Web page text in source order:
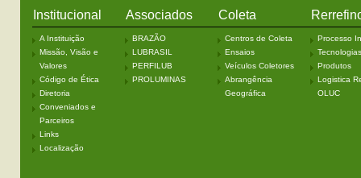
Institucional
A Instituição
Missão, Visão e
Valores
Código de Ética
Diretoria
Conveniados e
Parceiros
Links
Localização
Associados
BRAZÃO
LUBRASIL
PERFILUB
PROLUMINAS
Coleta
Centros de Coleta
Ensaios
Veículos Coletores
Abrangência
Geográfica
Processo
Produtos
Logistica
OLUC